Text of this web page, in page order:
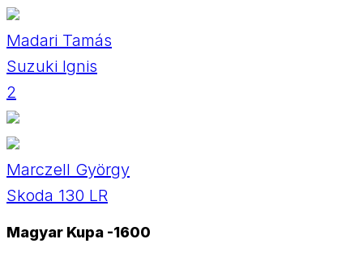
Madari Tamás
Suzuki Ignis
2
Marczell György
Skoda 130 LR
Magyar Kupa -1600